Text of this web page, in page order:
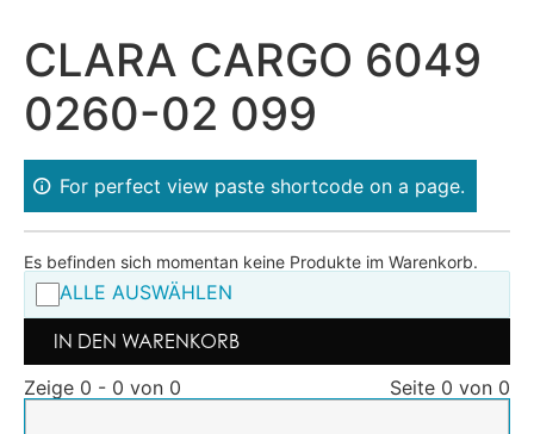
CLARA CARGO 6049
0260-02 099
For perfect view paste shortcode on a page.
Es befinden sich momentan keine Produkte im Warenkorb.
ALLE AUSWÄHLEN
IN DEN WARENKORB
Zeige 0 - 0 von 0
Seite 0 von 0